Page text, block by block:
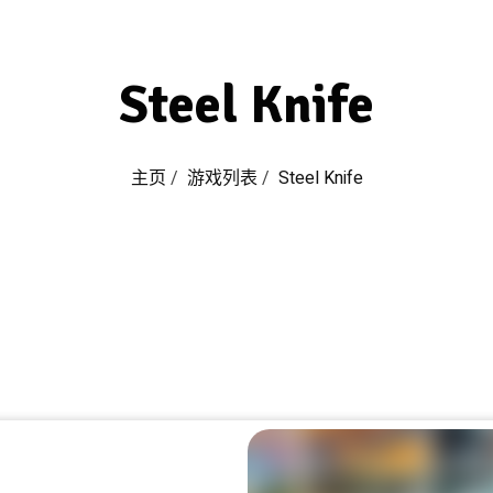
Steel Knife
主页 / 游戏列表/ Steel Knife